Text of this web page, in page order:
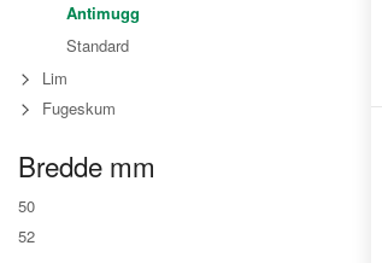
Antimugg
Standard
Lim
Fugeskum
Bredde mm
50
52